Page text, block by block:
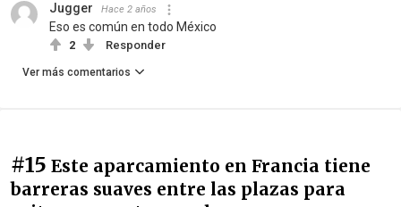
Jugger Hace 2 años
Eso es común en todo México
2 Responder
Ver más comentarios
#15 Este aparcamiento en Francia tiene
barreras suaves entre las plazas para